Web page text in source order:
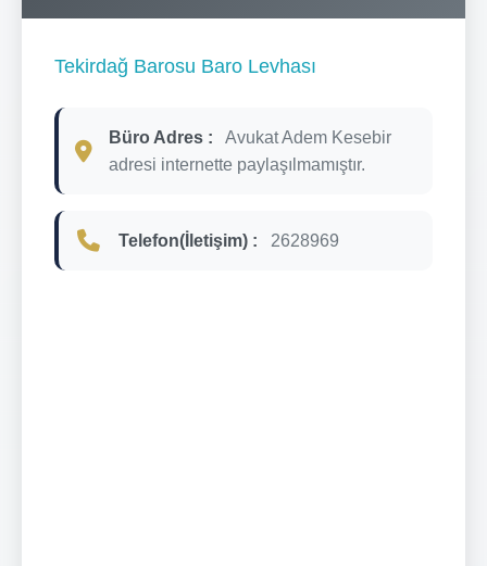
Tekirdağ Barosu Baro Levhası
Büro Adres :
Avukat Adem Kesebir
adresi internette paylaşılmamıştır.
Telefon(İletişim) : 2628969